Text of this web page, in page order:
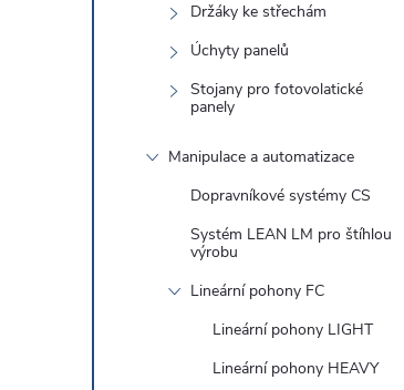
Držáky ke střechám
Úchyty panelů
Stojany pro fotovolatické
panely
Manipulace a automatizace
Dopravníkové systémy CS
Systém LEAN LM pro štíhlou
výrobu
Lineární pohony FC
Lineární pohony LIGHT
Lineární pohony HEAVY